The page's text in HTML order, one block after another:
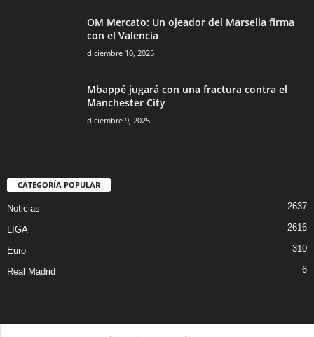
OM Mercato: Un ojeador del Marsella firma
con el Valencia
diciembre 10, 2025
Mbappé jugará con una fractura contra el
Manchester City
diciembre 9, 2025
CATEGORÍA POPULAR
Noticias 2637
LIGA 2616
Euro 310
Real Madrid 6